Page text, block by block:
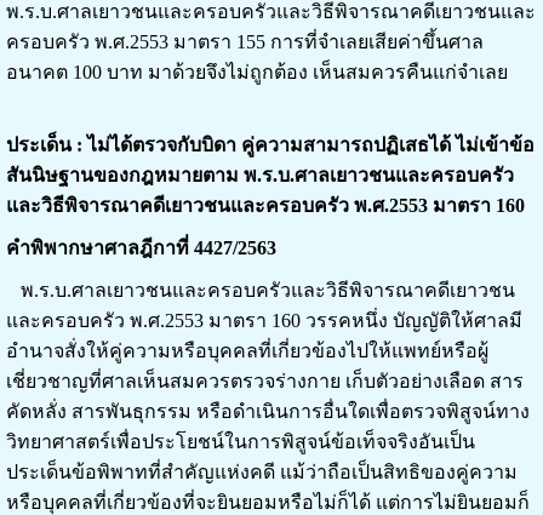
พ.ร.บ.ศาลเยาวชนและครอบครัวและวิธีพิจารณาคดีเยาวชนและ
ครอบครัว พ.ศ.2553 มาตรา 155 การที่จำเลยเสียค่าขึ้นศาล
อนาคต 100 บาท มาด้วยจึงไม่ถูกต้อง เห็นสมควรคืนแก่จำเลย
ประเด็น : ไม่ได้ตรวจกับบิดา คู่ความสามารถปฏิเสธได้ ไม่เข้าข้อ
สันนิษฐานของกฎหมายตาม พ.ร.บ.ศาลเยาวชนและครอบครัว
และวิธีพิจารณาคดีเยาวชนและครอบครัว พ.ศ.2553 มาตรา 160
คำพิพากษาศาลฎีกาที่ 4427/2563
พ.ร.บ.ศาลเยาวชนและครอบครัวและวิธีพิจารณาคดีเยาวชน
และครอบครัว พ.ศ.2553 มาตรา 160 วรรคหนึ่ง บัญญัติให้ศาลมี
อำนาจสั่งให้คู่ความหรือบุคคลที่เกี่ยวข้องไปให้แพทย์หรือผู้
เชี่ยวชาญที่ศาลเห็นสมควรตรวจร่างกาย เก็บตัวอย่างเลือด สาร
คัดหลั่ง สารพันธุกรรม หรือดำเนินการอื่นใดเพื่อตรวจพิสูจน์ทาง
วิทยาศาสตร์เพื่อประโยชน์ในการพิสูจน์ข้อเท็จจริงอันเป็น
ประเด็นข้อพิพาทที่สำคัญแห่งคดี แม้ว่าถือเป็นสิทธิของคู่ความ
หรือบุคคลที่เกี่ยวข้องที่จะยินยอมหรือไม่ก็ได้ แต่การไม่ยินยอมก็